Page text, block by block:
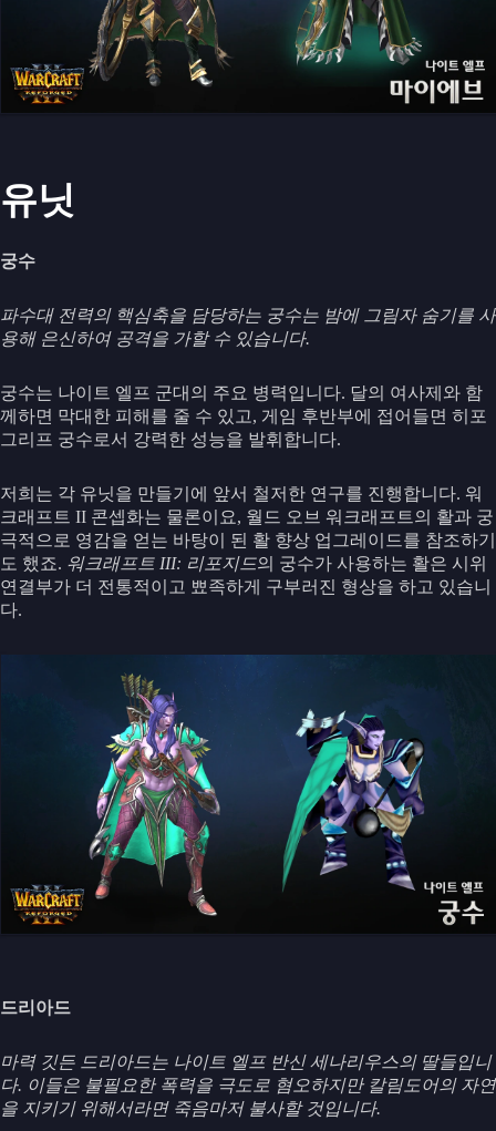
유닛
궁수
파수대 전력의 핵심축을 담당하는 궁수는 밤에 그림자 숨기를 사
용해 은신하여 공격을 가할 수 있습니다.
궁수는 나이트 엘프 군대의 주요 병력입니다. 달의 여사제와 함
께하면 막대한 피해를 줄 수 있고, 게임 후반부에 접어들면 히포
그리프 궁수로서 강력한 성능을 발휘합니다.
저희는 각 유닛을 만들기에 앞서 철저한 연구를 진행합니다. 워
크래프트 II 콘셉화는 물론이요, 월드 오브 워크래프트의 활과 궁
극적으로 영감을 얻는 바탕이 된 활 향상 업그레이드를 참조하기
도 했죠. 워크래프트 III: 리포지드의 궁수가 사용하는 활은 시위
연결부가 더 전통적이고 뾰족하게 구부러진 형상을 하고 있습니
다.
드리아드
마력 깃든 드리아드는 나이트 엘프 반신 세나리우스의 딸들입니
다. 이들은 불필요한 폭력을 극도로 혐오하지만 칼림도어의 자연
을 지키기 위해서라면 죽음마저 불사할 것입니다.